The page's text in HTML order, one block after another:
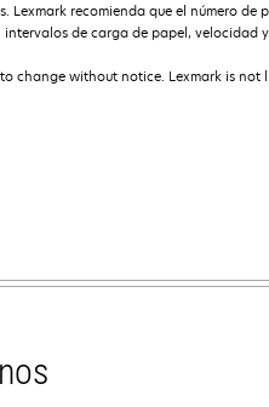
Lexmark recomienda que el número
intervalos de carga de papel, velocidad
change without notice. Lexmark is not